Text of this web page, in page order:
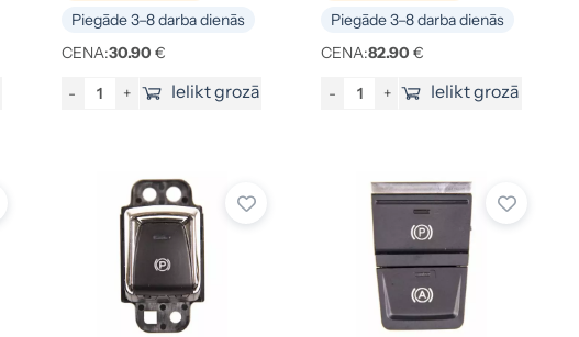
Piegāde 3–8 darba dienās
CENA:30.90 €
- + Ielikt grozā
Piegāde 3–8 darba dienās
CENA:82.90 €
- + Ielikt grozā